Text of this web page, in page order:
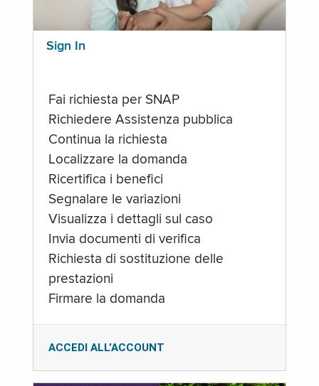
Sign In
Fai richiesta per SNAP
Richiedere Assistenza pubblica
Continua la richiesta
Localizzare la domanda
Ricertifica i benefici
Segnalare le variazioni
Visualizza i dettagli sul caso
Invia documenti di verifica
Richiesta di sostituzione delle
prestazioni
Firmare la domanda
ACCEDI ALL’ACCOUNT